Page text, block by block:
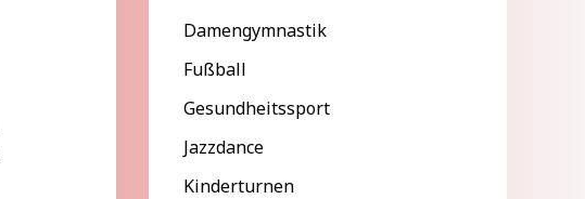
Damengymnastik
Fußball
Gesundheitssport
Jazzdance
Kinderturnen